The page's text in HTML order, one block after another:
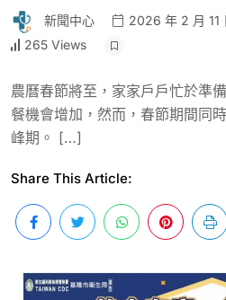
新聞中心 2026 年 2 月 11
265 Views
農曆春節將至，家家戶戶忙於準
餐機會增加，然而，春節期間同
峰期。 […]
Share This Article: